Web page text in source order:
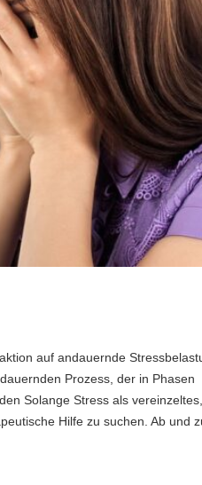
auf andauernde
Prozess, der in Phasen
Solange Stress als vereinzeltes,
Hilfe zu suchen. Ab und